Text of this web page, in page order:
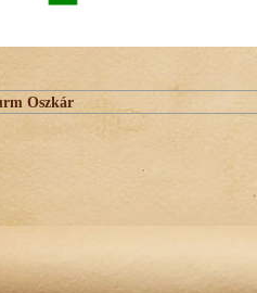
Oszkár